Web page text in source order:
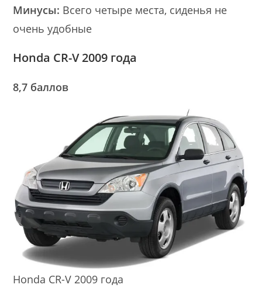
Минусы: Всего четыре места, сиденья не
очень удобные
Honda CR-V 2009 года
8,7 баллов
Honda CR-V 2009 года